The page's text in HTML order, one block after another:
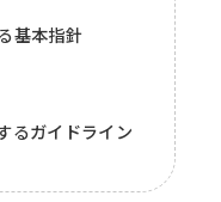
基本指針
るガイドライン